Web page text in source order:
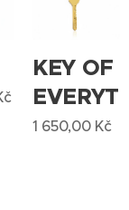
KEY OF
1 650,00Kč